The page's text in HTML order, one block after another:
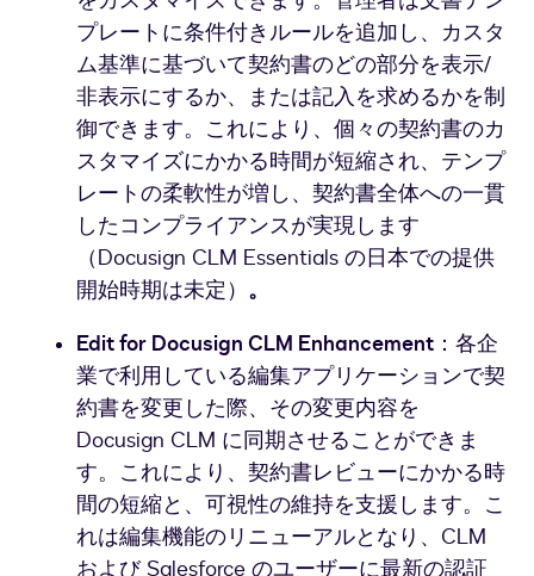
プレートに条件付きルールを追加し、カスタ
ム基準に基づいて契約書のどの部分を表示/
非表示にするか、または記入を求めるかを制
御できます。これにより、個々の契約書のカ
スタマイズにかかる時間が短縮され、テンプ
レートの柔軟性が増し、契約書全体への一貫
したコンプライアンスが実現します
（Docusign CLM Essentials の日本での提供
開始時期は未定） 。
Edit for Docusign CLM Enhancement ：各企
業で利用している編集アプリケーションで契
約書を変更した際、その変更内容を
Docusign CLM に同期させることができま
す。これにより、契約書レビューにかかる時
間の短縮と、可視性の維持を支援します。こ
れは編集機能のリニューアルとなり、CLM
および Salesforce のユーザーに最新の認証